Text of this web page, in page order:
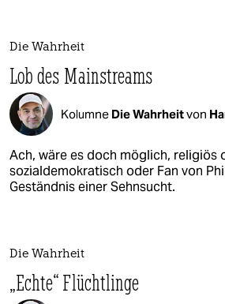
Die Wahrheit
Lob des Mainstreams
Kolumne Die Wahrheitvon
Ach, wäre es doch möglich, religiös
sozialdemokratisch oder Fan von
Geständnis einer Sehnsucht.
Die Wahrheit
„Echte“ Flüchtlinge